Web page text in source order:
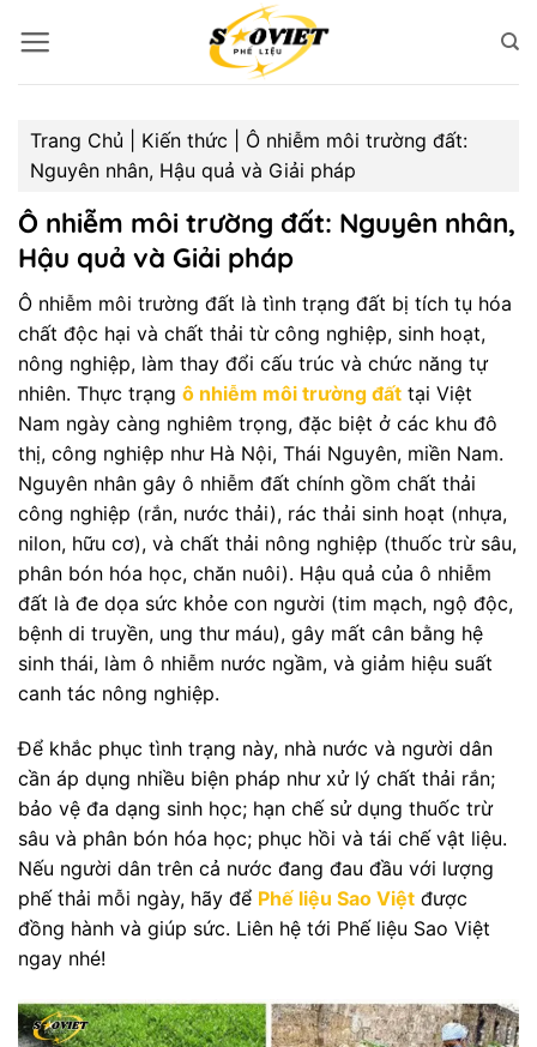
qua
Trang Chủ
Kiến thức
Ô nhiễm môi trường đất:
Nguyên nhân, Hậu quả và Giải pháp
Ô nhiễm môi trường đất: Nguyên nhân,
Hậu quả và Giải pháp
Ô nhiễm môi trường đất là tình trạng đất bị tích tụ hóa
chất độc hại và chất thải từ công nghiệp, sinh hoạt,
nông nghiệp, làm thay đổi cấu trúc và chức năng tự
nhiên. Thực trạng ô nhiễm môi trường đất tại Việt
Nam ngày càng nghiêm trọng, đặc biệt ở các khu đô
thị, công nghiệp như Hà Nội, Thái Nguyên, miền Nam.
Nguyên nhân gây ô nhiễm đất chính gồm chất thải
công nghiệp (rắn, nước thải), rác thải sinh hoạt (nhựa,
nilon, hữu cơ), và chất thải nông nghiệp (thuốc trừ sâu,
phân bón hóa học, chăn nuôi). Hậu quả của ô nhiễm
đất là đe dọa sức khỏe con người (tim mạch, ngộ độc,
bệnh di truyền, ung thư máu), gây mất cân bằng hệ
sinh thái, làm ô nhiễm nước ngầm, và giảm hiệu suất
canh tác nông nghiệp.
Để khắc phục tình trạng này, nhà nước và người dân
cần áp dụng nhiều biện pháp như xử lý chất thải rắn;
bảo vệ đa dạng sinh học; hạn chế sử dụng thuốc trừ
sâu và phân bón hóa học; phục hồi và tái chế vật liệu.
Nếu người dân trên cả nước đang đau đầu với lượng
phế thải mỗi ngày, hãy để Phế liệu Sao Việt được
đồng hành và giúp sức. Liên hệ tới Phế liệu Sao Việt
ngay nhé!